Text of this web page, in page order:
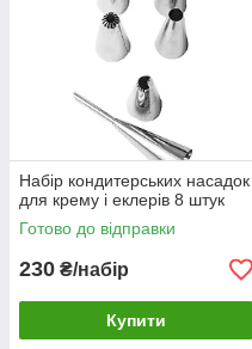
Набір кондитерських насадок
для крему і еклерів 8 штук
Готово до відправки
230 ₴/набір
Купити